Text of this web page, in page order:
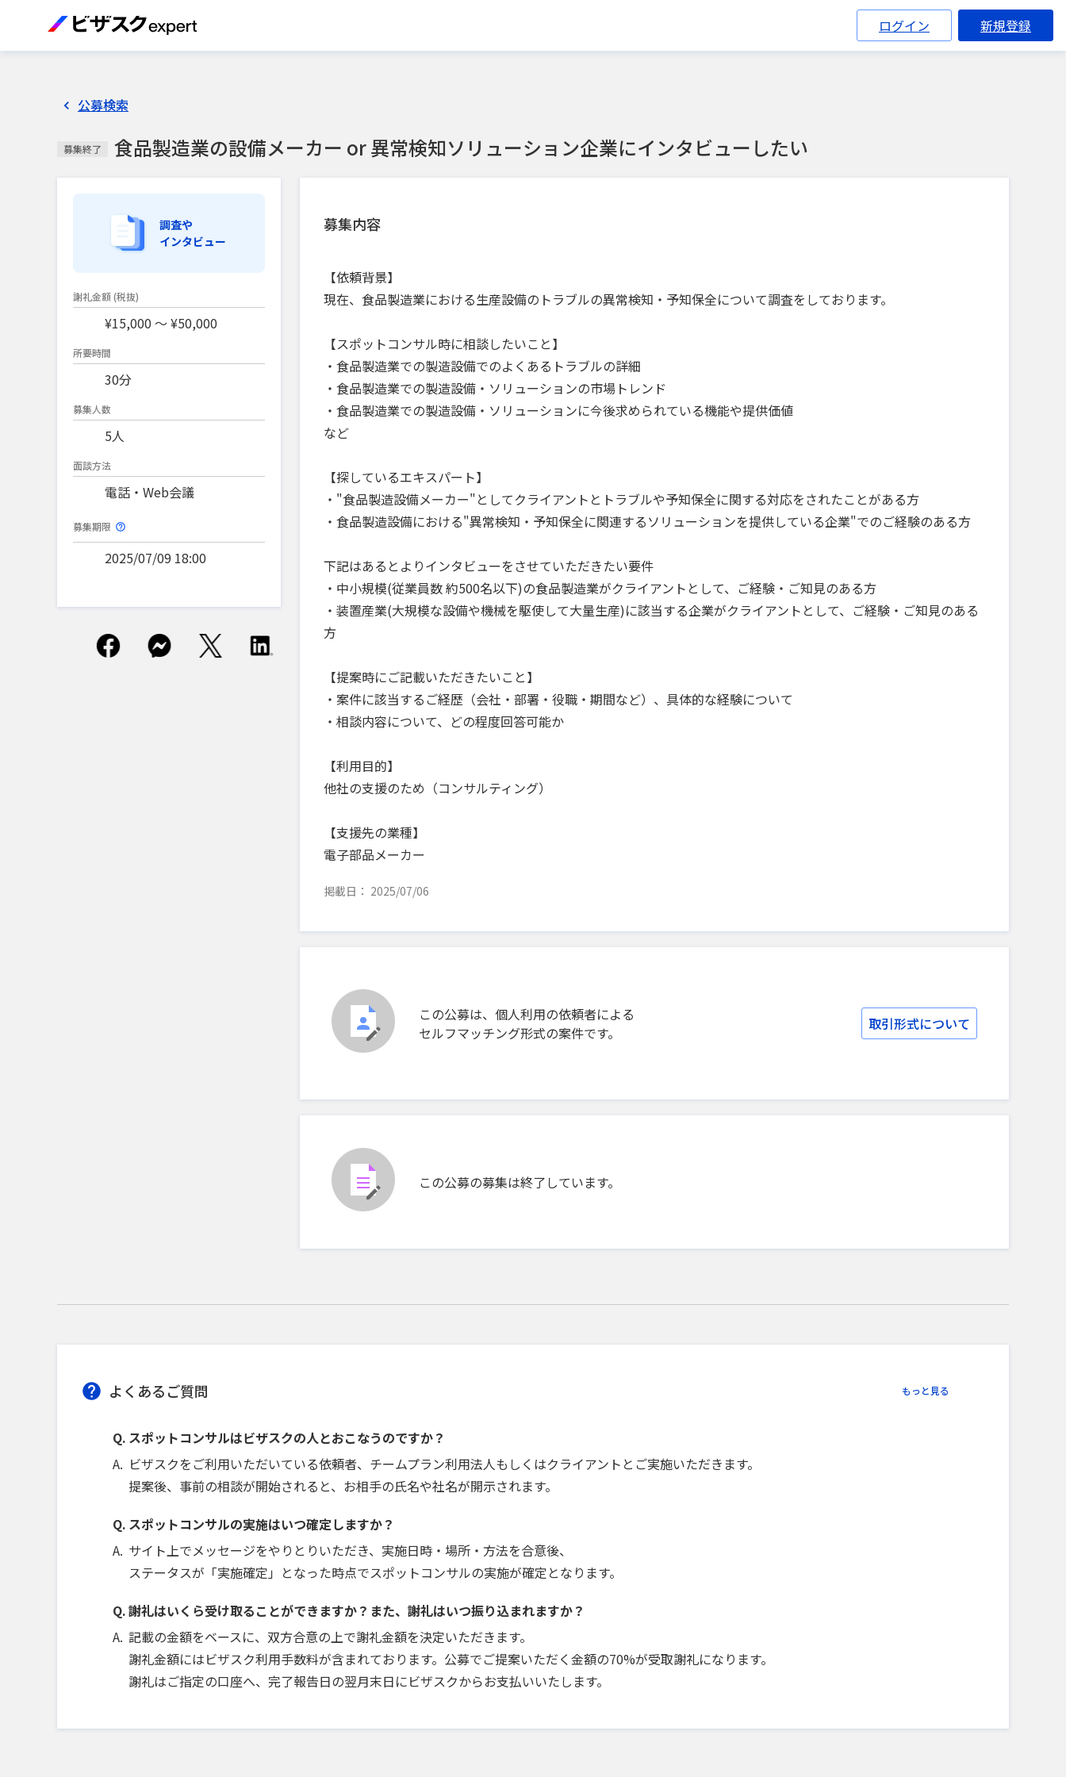
ログイン 新規登録
公募検索
募集終了 食品製造業の設備メーカー or 異常検知ソリューション企業にインタビューしたい
調査や
インタビュー
謝礼金額(税抜)
¥15,000 〜 ¥50,000
所要時間
30分
募集人数
5人
面談方法
電話・Web会議
募集期限
2025/07/09 18:00
募集内容
【依頼背景】
現在、食品製造業における生産設備のトラブルの異常検知・予知保全について調査をしております。
【スポットコンサル時に相談したいこと】
・食品製造業での製造設備でのよくあるトラブルの詳細
・食品製造業での製造設備・ソリューションの市場トレンド
・食品製造業での製造設備・ソリューションに今後求められている機能や提供価値
など
【探しているエキスパート】
・"食品製造設備メーカー"としてクライアントとトラブルや予知保全に関する対応をされたことがある方
・食品製造設備における"異常検知・予知保全に関連するソリューションを提供している企業"でのご経験のある方
下記はあるとよりインタビューをさせていただきたい要件
・中小規模(従業員数 約500名以下)の食品製造業がクライアントとして、ご経験・ご知見のある方
・装置産業(大規模な設備や機械を駆使して大量生産)に該当する企業がクライアントとして、ご経験・ご知見のある
方
【提案時にご記載いただきたいこと】
・案件に該当するご経歴（会社・部署・役職・期間など）、具体的な経験について
・相談内容について、どの程度回答可能か
【利用目的】
他社の支援のため（コンサルティング）
【支援先の業種】
電子部品メーカー
掲載日： 2025/07/06
この公募は、個人利用の依頼者による
セルフマッチング形式の案件です。
取引形式について
この公募の募集は終了しています。
よくあるご質問 もっと見る
スポットコンサルはビザスクの人とおこなうのですか？
ビザスクをご利用いただいている依頼者、チームプラン利用法人もしくはクライアントとご実施いただきます。
提案後、事前の相談が開始されると、お相手の氏名や社名が開示されます。
スポットコンサルの実施はいつ確定しますか？
サイト上でメッセージをやりとりいただき、実施日時・場所・方法を合意後、
ステータスが「実施確定」となった時点でスポットコンサルの実施が確定となります。
謝礼はいくら受け取ることができますか？また、謝礼はいつ振り込まれますか？
記載の金額をベースに、双方合意の上で謝礼金額を決定いただきます。
謝礼金額にはビザスク利用手数料が含まれております。公募でご提案いただく金額の70%が受取謝礼になります。
謝礼はご指定の口座へ、完了報告日の翌月末日にビザスクからお支払いいたします。